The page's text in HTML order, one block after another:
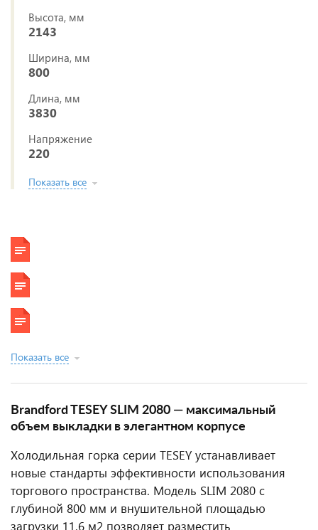
Высота, мм
2143
Ширина, мм
800
Длина, мм
3830
Напряжение
220
Показать все
Показать все
Brandford TESEY SLIM 2080 — максимальный
объем выкладки в элегантном корпусе
Холодильная горка серии TESEY устанавливает
новые стандарты эффективности использования
торгового пространства. Модель SLIM 2080 с
глубиной 800 мм и внушительной площадью
загрузки 11.6 м2 позволяет разместить